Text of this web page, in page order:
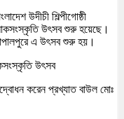
উদীচী শিল্পীগোষ্ঠী
উৎসব শুরু হয়েছে।
এ উৎসব শুরু হয়।
করেন প্রখ্যাত বাউল মোঃ